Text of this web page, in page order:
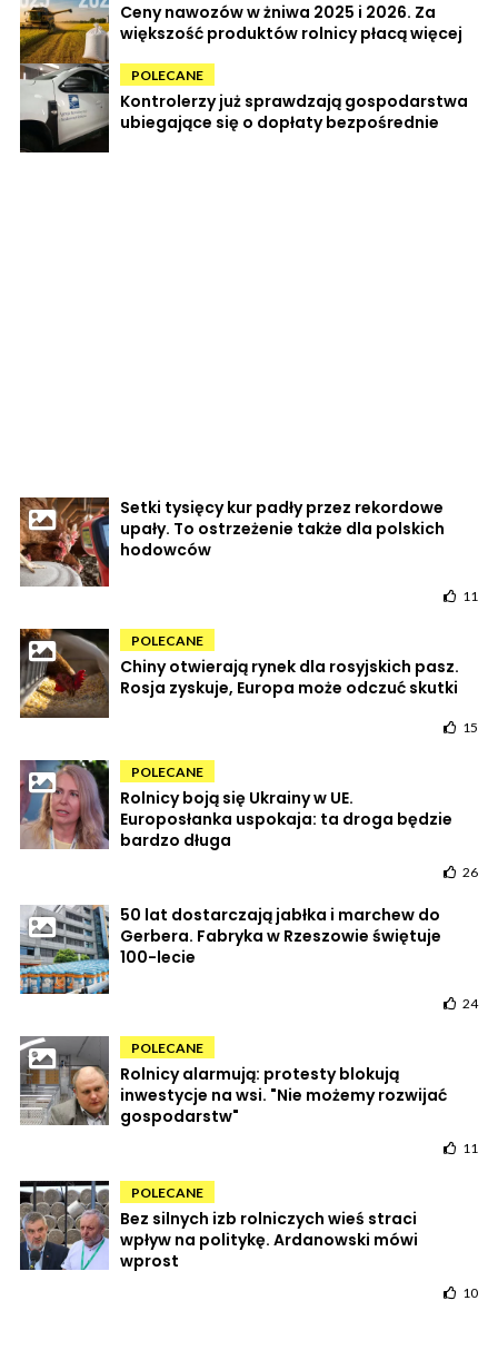
Ceny nawozów w żniwa 2025 i 2026. Za
większość produktów rolnicy płacą więcej
POLECANE
Kontrolerzy już sprawdzają gospodarstwa
ubiegające się o dopłaty bezpośrednie
Setki tysięcy kur padły przez rekordowe
upały. To ostrzeżenie także dla polskich
hodowców
11
POLECANE
Chiny otwierają rynek dla rosyjskich pasz.
Rosja zyskuje, Europa może odczuć skutki
15
POLECANE
Rolnicy boją się Ukrainy w UE.
Europosłanka uspokaja: ta droga będzie
bardzo długa
26
50 lat dostarczają jabłka i marchew do
Gerbera. Fabryka w Rzeszowie świętuje
100-lecie
24
POLECANE
Rolnicy alarmują: protesty blokują
inwestycje na wsi. "Nie możemy rozwijać
gospodarstw"
11
POLECANE
Bez silnych izb rolniczych wieś straci
wpływ na politykę. Ardanowski mówi
wprost
10